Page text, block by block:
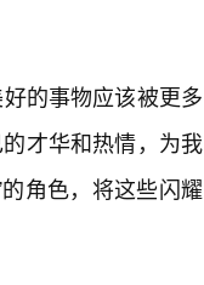
好的事物应该被更多
才华和热情，为我
角色，将这些闪耀